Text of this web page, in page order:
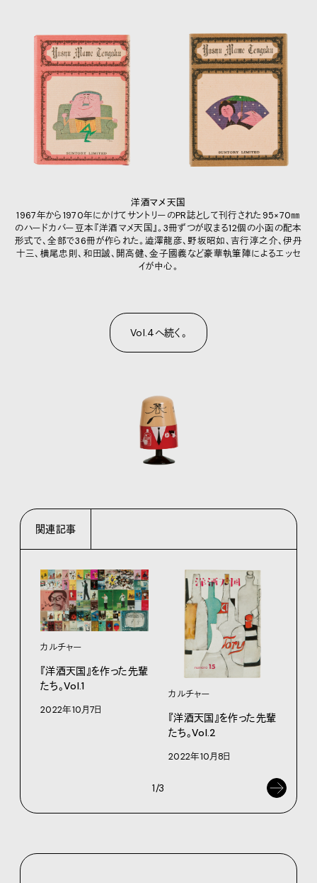
洋酒マメ天国
1967年から1970年にかけてサントリーのPR誌として刊行された95×70㎜
のハードカバー豆本『洋酒マメ天国』。3冊ずつが収まる12個の小函の配本
形式で、全部で36冊が作られた。澁澤龍彦、野坂昭如、吉行淳之介、伊丹
十三、横尾忠則、和田誠、開高健、金子國義など豪華執筆陣によるエッセ
イが中心。
Vol.4へ続く。
関連記事
カルチャー
『洋酒天国』を作った先輩
たち。Vol.1
2022年10月7日
カルチャー
『洋酒天国』を作った先輩
たち。Vol.2
2022年10月8日
1/3